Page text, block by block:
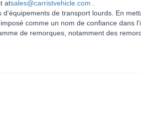
atsales@carristvehicle.com .
de transport lourds. En
comme un nom de confiance dans
de remorques, notamment des